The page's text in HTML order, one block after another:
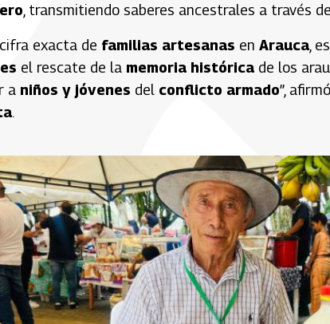
, transmitiendo saberes ancestrales a través
exacta de familias artesanas en Arauca ,
el rescate de la memoria histórica de los
a niños y jóvenes del conflicto armado”, afirmó
.